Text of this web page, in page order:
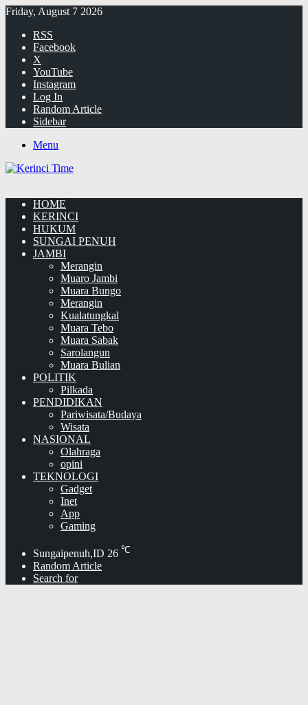
Friday, August 7 2026
RSS
Facebook
X
YouTube
Instagram
Log In
Random Article
Sidebar
Menu
HOME
KERINCI
HUKUM
SUNGAI PENUH
JAMBI
Merangin
Muaro Jambi
Muara Bungo
Merangin
Kualatungkal
Muara Tebo
Muara Sabak
Sarolangun
Muara Bulian
POLITIK
Pilkada
PENDIDIKAN
Pariwisata/Budaya
Wisata
NASIONAL
Olahraga
opini
TEKNOLOGI
Gadget
Inet
App
Gaming
Sungaipenuh,ID 26 ℃
Random Article
Search for